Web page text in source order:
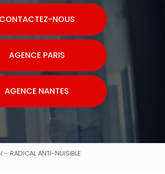
CONTACTEZ-NOUS
AGENCE PARIS
AGENCE NANTES
ANTI-NUISIBLE